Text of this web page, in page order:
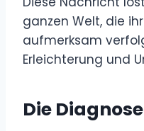
ganzen Welt, die
aufmerksam
Erleichterung und
Die